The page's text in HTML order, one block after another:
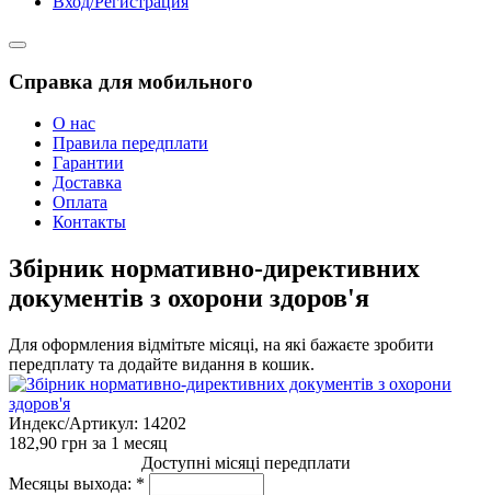
Справка для мобильного
О нас
Правила передплати
Гарантии
Доставка
Оплата
Контакты
Збірник нормативно-директивних
документів з охорони здоров'я
Для оформления відмітьте місяці, на які бажаєте зробити
передплату та додайте видання в кошик.
Индекс/Артикул: 14202
182,90 грн за 1 месяц
Доступні місяці передплати
Месяцы выхода: *